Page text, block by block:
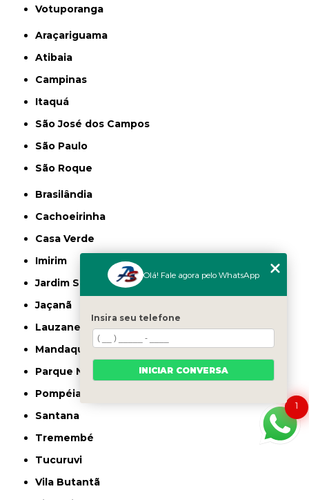
Votuporanga
Araçariguama
Atibaia
Campinas
Itaquá
São José dos Campos
São Paulo
São Roque
Brasilândia
Cachoeirinha
Casa Verde
Imirim
Jardim São Paulo
Jaçanã
Lauzane Paulista
Mandaqui
Parque Novo Mundo
Pompéia
Santana
Tremembé
Tucuruvi
Vila Butantã
1
Olá! Fale agora pelo WhatsApp
Insira seu telefone
INICIAR CONVERSA